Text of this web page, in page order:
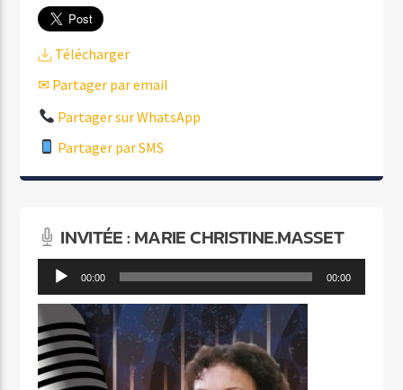
Télécharger
✉ Partager par email
Partager sur WhatsApp
Partager par SMS
INVITÉE : MARIE CHRISTINE.MASSET
Lecteur 00:00 00:00